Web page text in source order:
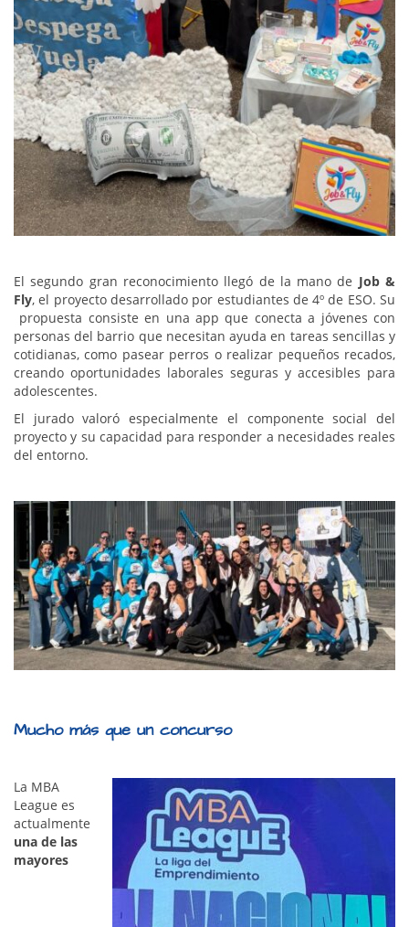
El segundo gran reconocimiento llegó de la mano de Job &
Fly, el proyecto desarrollado por estudiantes de 4º de ESO. Su
propuesta consiste en una app que conecta a jóvenes con
personas del barrio que necesitan ayuda en tareas sencillas y
cotidianas, como pasear perros o realizar pequeños recados,
creando oportunidades laborales seguras y accesibles para
adolescentes.
El jurado valoró especialmente el componente social del
proyecto y su capacidad para responder a necesidades reales
del entorno.
Mucho más que un concurso
La MBA
League es
actualmente
una de las
mayores